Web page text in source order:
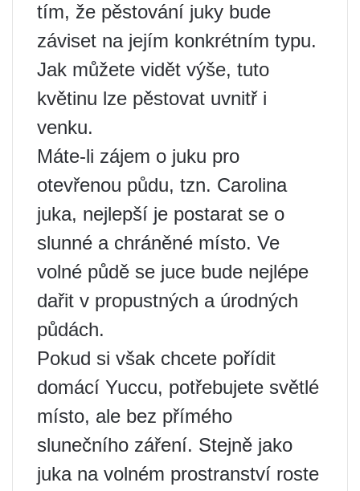
tím, že pěstování juky bude
záviset na jejím konkrétním typu.
Jak můžete vidět výše, tuto
květinu lze pěstovat uvnitř i
venku.
Máte-li zájem o juku pro
otevřenou půdu, tzn. Carolina
juka, nejlepší je postarat se o
slunné a chráněné místo. Ve
volné půdě se juce bude nejlépe
dařit v propustných a úrodných
půdách.
Pokud si však chcete pořídit
domácí Yuccu, potřebujete světlé
místo, ale bez přímého
slunečního záření. Stejně jako
juka na volném prostranství roste